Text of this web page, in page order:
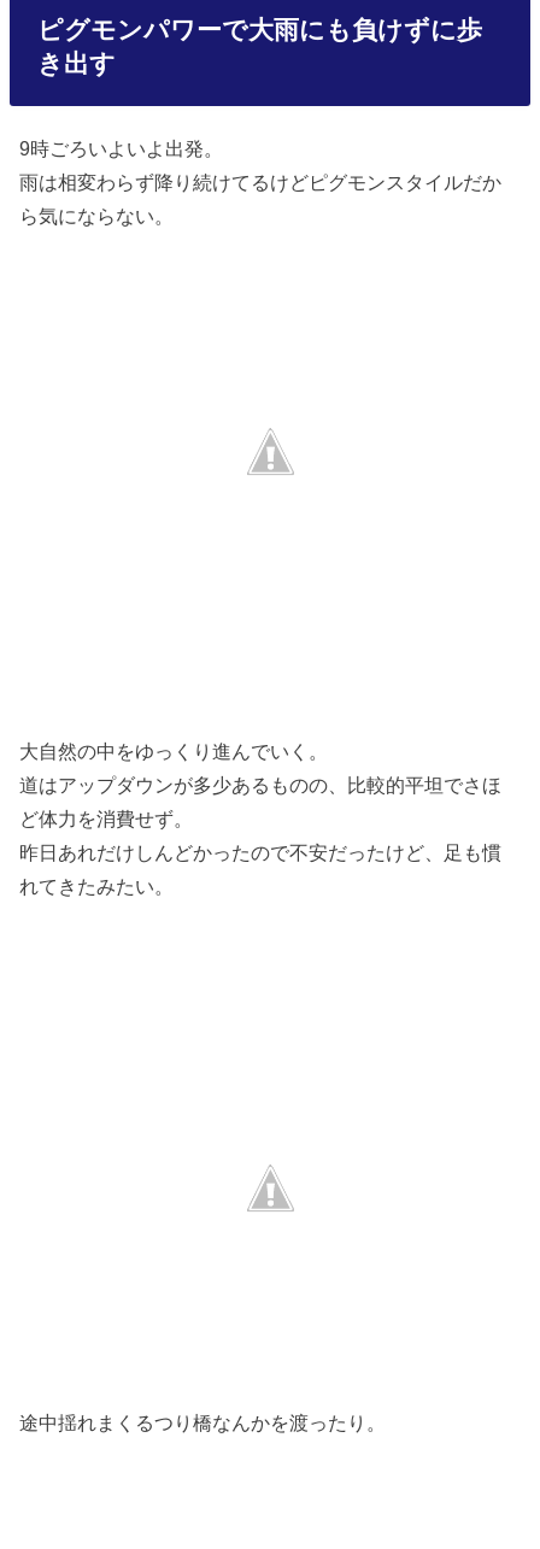
ピグモンパワーで大雨にも負けずに歩
き出す
9時ごろいよいよ出発。
雨は相変わらず降り続けてるけどピグモンスタイルだか
ら気にならない。
大自然の中をゆっくり進んでいく。
道はアップダウンが多少あるものの、比較的平坦でさほ
ど体力を消費せず。
昨日あれだけしんどかったので不安だったけど、足も慣
れてきたみたい。
途中揺れまくるつり橋なんかを渡ったり。